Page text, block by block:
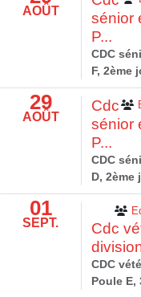
AOÛT
sénior
P...
CDC
F, 2ème
29
AOÛT
Cdc
sénior
P...
CDC
D, 2ème
01
SEPT.
Cdc
CDC
Poule E,